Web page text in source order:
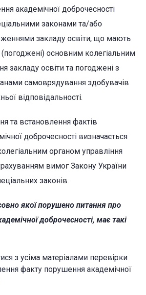
академічної доброчесності
законами та/або
закладу освіти, що мають
основним колегіальним
закладу освіти та погоджені з
самоврядування здобувачів
відповідальності.
та встановлення фактів
доброчесності визначається
органом управління
вимог Закону України
законів.
якої порушено питання про
доброчесності, має такі
з усіма матеріалами перевірки
факту порушення академічної